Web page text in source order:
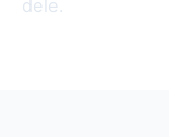
dele.